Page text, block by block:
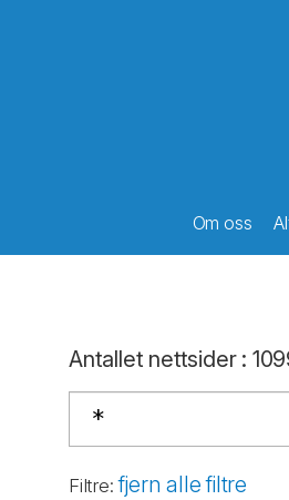
Om oss
Antallet nettsider:
Filtre: fjern alle filtre